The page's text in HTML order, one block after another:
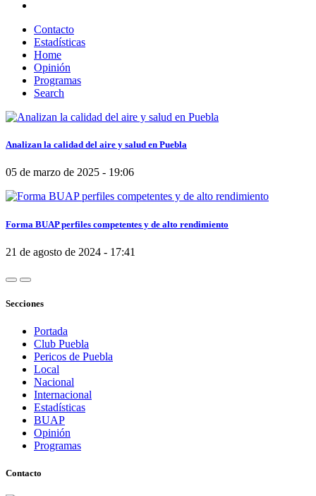
Contacto
Estadísticas
Home
Opinión
Programas
Search
Analizan la calidad del aire y salud en Puebla
05 de marzo de 2025 - 19:06
Forma BUAP perfiles competentes y de alto rendimiento
21 de agosto de 2024 - 17:41
Secciones
Portada
Club Puebla
Pericos de Puebla
Local
Nacional
Internacional
Estadísticas
BUAP
Opinión
Programas
Contacto